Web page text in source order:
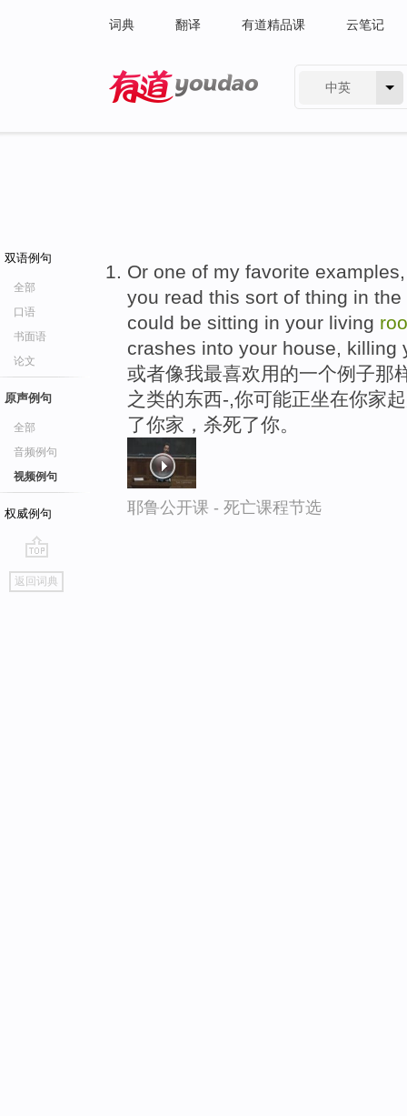
词典 翻译 有道精品课 云笔记
中英
双语例句
全部
口语
书面语
论文
原声例句
全部
音频例句
视频例句
权威例句
go
top
返回词典
Or one of my favorite
you read this sort of thing in the
could be sitting in your living
crashes into your house, killing
或者像我最喜欢用的一个例子那
之类的东西-,你可能正坐在你家
了你家，杀死了你。
耶鲁公开课 - 死亡课程节选